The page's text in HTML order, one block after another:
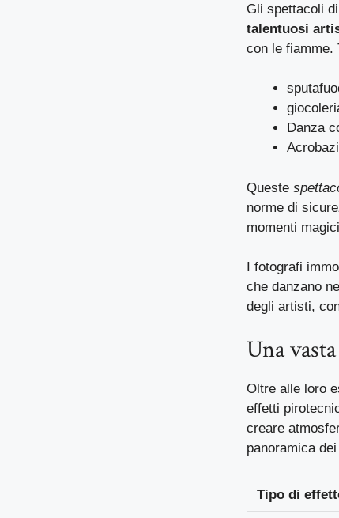
Gli spettacoli
talentuosi
con le fiamme.
Danza
Queste
norme di
momenti
I fotografi
che danzano
degli artisti,
Una
Oltre alle loro
effetti
creare
panoramica
Tipo di